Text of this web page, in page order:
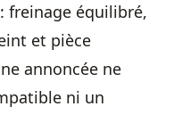
freinage équilibré,
et pièce
annoncée ne
ni un